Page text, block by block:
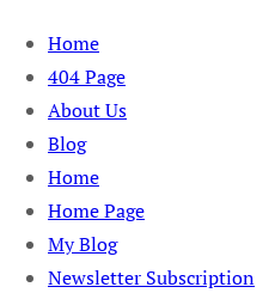
Skip
content
Home
404 Page
About Us
Blog
Home
Home Page
My Blog
Newsletter Subscription